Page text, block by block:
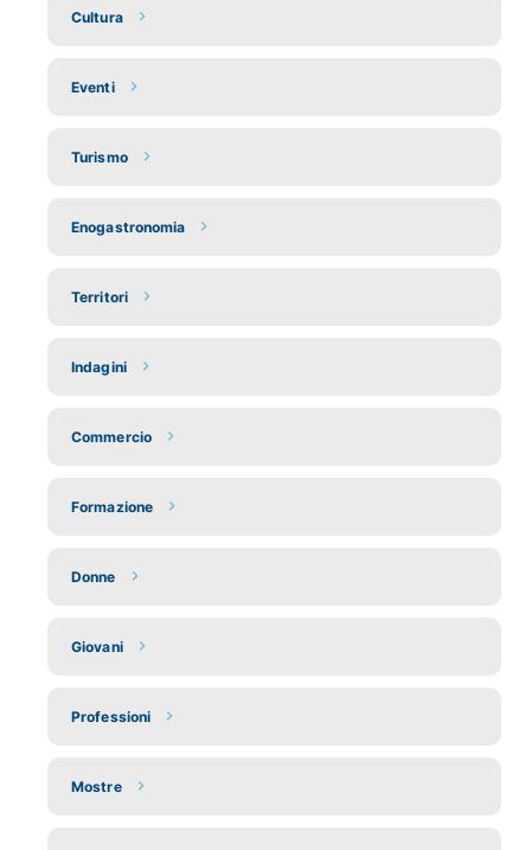
Cultura
Eventi
Turismo
Enogastronomia
Territori
Indagini
Commercio
Formazione
Donne
Giovani
Professioni
Mostre